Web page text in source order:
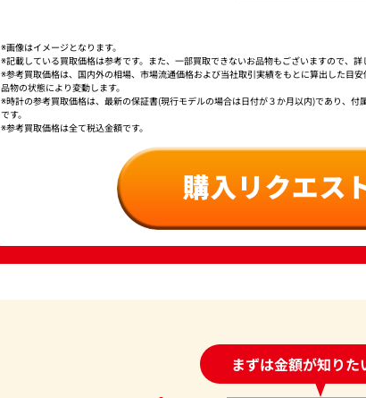
※画像はイメージとなります。
※記載している買取価格は参考です。また、一部買取できないお品物もございますので、詳
※参考買取価格は、国内外の相場、市場流通価格および当社取引実績をもとに算出した目
品物の状態により変動します。
※時計の参考買取価格は、最新の保証書(現行モデルの場合は日付が３か月以内)であり、
です。
※参考買取価格は全て税込金額です。
まずは金額が知りた
24時間受付中!問い合わ